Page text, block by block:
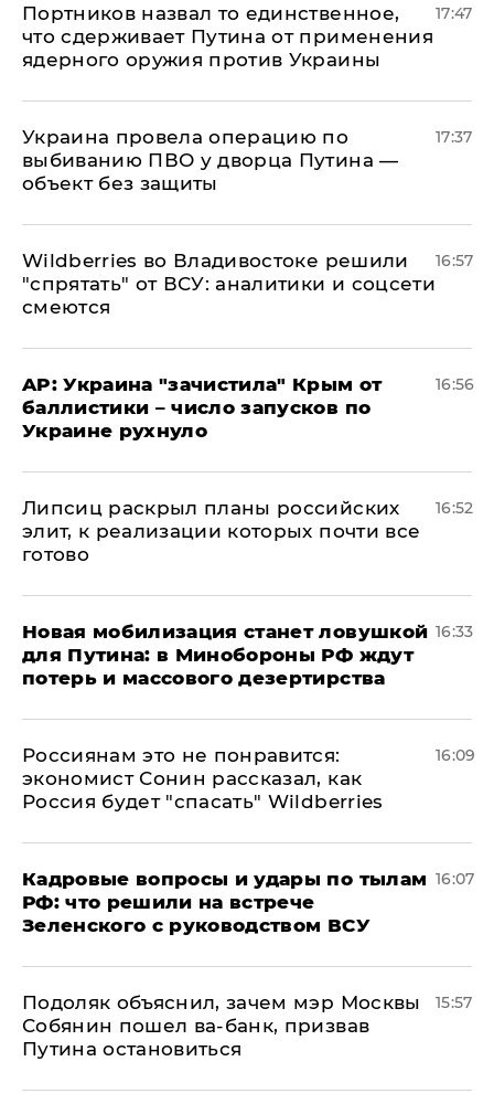
Портников назвал то единственное,
что сдерживает Путина от применения
ядерного оружия против Украины
17:47
Украина провела операцию по
выбиванию ПВО у дворца Путина —
объект без защиты
17:37
Wildberries во Владивостоке решили
"спрятать" от ВСУ: аналитики и соцсети
смеются
16:57
AP: Украина "зачистила" Крым от
баллистики – число запусков по
Украине рухнуло
16:56
Липсиц раскрыл планы российских
элит, к реализации которых почти все
готово
16:52
​Новая мобилизация станет ловушкой
для Путина: в Минобороны РФ ждут
потерь и массового дезертирства
16:33
Россиянам это не понравится:
экономист Сонин рассказал, как
Россия будет "спасать" Wildberries
16:09
Кадровые вопросы и удары по тылам
РФ: что решили на встрече
Зеленского с руководством ВСУ
16:07
Подоляк объяснил, зачем мэр Москвы
Собянин пошел ва-банк, призвав
Путина остановиться
15:57